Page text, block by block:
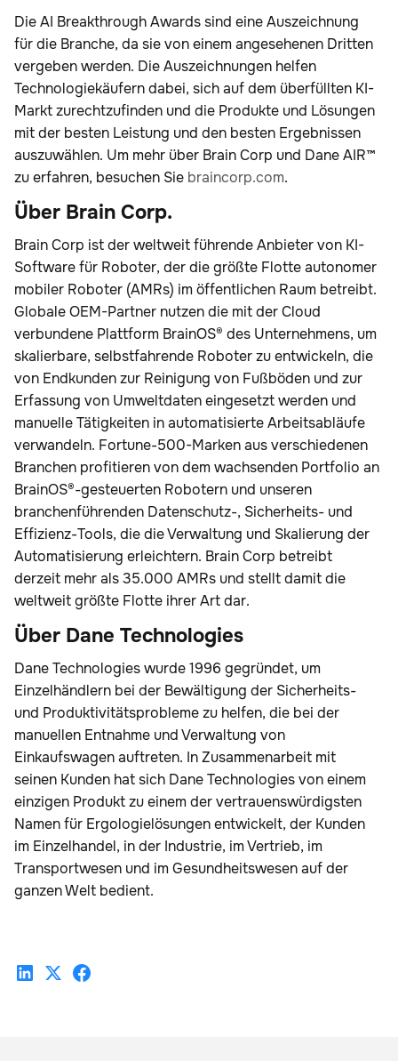
Die AI Breakthrough Awards sind eine Auszeichnung
für die Branche, da sie von einem angesehenen Dritten
vergeben werden. Die Auszeichnungen helfen
Technologiekäufern dabei, sich auf dem überfüllten KI-
Markt zurechtzufinden und die Produkte und Lösungen
mit der besten Leistung und den besten Ergebnissen
auszuwählen. Um mehr über Brain Corp und Dane AIR™
zu erfahren, besuchen Sie braincorp.com.
Über Brain Corp.
Brain Corp ist der weltweit führende Anbieter von KI-
Software für Roboter, der die größte Flotte autonomer
mobiler Roboter (AMRs) im öffentlichen Raum betreibt.
Globale OEM-Partner nutzen die mit der Cloud
verbundene Plattform BrainOS® des Unternehmens, um
skalierbare, selbstfahrende Roboter zu entwickeln, die
von Endkunden zur Reinigung von Fußböden und zur
Erfassung von Umweltdaten eingesetzt werden und
manuelle Tätigkeiten in automatisierte Arbeitsabläufe
verwandeln. Fortune-500-Marken aus verschiedenen
Branchen profitieren von dem wachsenden Portfolio an
BrainOS®-gesteuerten Robotern und unseren
branchenführenden Datenschutz-, Sicherheits- und
Effizienz-Tools, die die Verwaltung und Skalierung der
Automatisierung erleichtern. Brain Corp betreibt
derzeit mehr als 35.000 AMRs und stellt damit die
weltweit größte Flotte ihrer Art dar.
Über Dane Technologies
Dane Technologies wurde 1996 gegründet, um
Einzelhändlern bei der Bewältigung der Sicherheits-
und Produktivitätsprobleme zu helfen, die bei der
manuellen Entnahme und Verwaltung von
Einkaufswagen auftreten. In Zusammenarbeit mit
seinen Kunden hat sich Dane Technologies von einem
einzigen Produkt zu einem der vertrauenswürdigsten
Namen für Ergologielösungen entwickelt, der Kunden
im Einzelhandel, in der Industrie, im Vertrieb, im
Transportwesen und im Gesundheitswesen auf der
ganzen Welt bedient.